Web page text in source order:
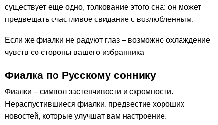
существует еще одно, толкование этого сна: он может
предвещать счастливое свидание с возлюбленным.
Если же фиалки не радуют глаз – возможно охлаждение
чувств со стороны вашего избранника.
Фиалка по Русскому соннику
Фиалки – символ застенчивости и скромности.
Нераспустившиеся фиалки, предвестие хороших
новостей, которые улучшат вам настроение.